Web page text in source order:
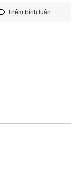
Thêm bình luận